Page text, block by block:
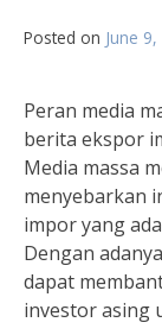
Posted on June
Peran media
berita ekspor
Media massa
menyebarkan
impor yang
Dengan
dapat
investor asing